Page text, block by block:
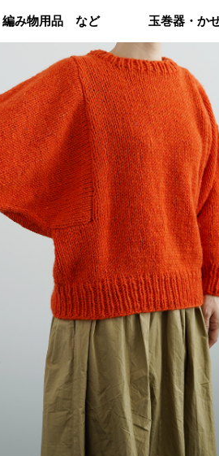
Puppy (パピー)
DARUMA（ダルマ）
RICHMORE（リッチ
ハマナカ
ダイヤモンド毛糸
NASKA（ナスカ）
LANG（ラング）
Katia（カティア）
オリムパス
Puppy (パピー)
DARUMA（ダルマ）
RICHMORE（リッチ
ハマナカ
ダイヤモンド毛糸
LANG(ラング)
雑貨
ット
ーフPuppy (パピー) 秋
RICHMORE（リッチ
DARUMA（ダルマ）
ハマナカ 秋冬
NASKA（内藤商
ダイヤモンド毛糸
ニッケビクター 秋
スキー（元廣）秋冬
オリムパス 秋冬
LANG（ラング）秋
Katia（カティア）
Opal（オパール）秋
REGIA（レギア）秋
PRO LANA（プロラ
Woolly Hugs（ウー
malabrigo（マラブ
ROWAN (ローワ
alize (アリゼ）秋冬
Knit Pro（ニットプ
Urthyarns（アース
LAINES du
ノール）秋冬
DMC Puppy(パピー)
RICHMORE(リッチ
DARUMA(ダルマ)
ハマナカ
NASKA（内藤商
ダイヤモンド毛糸
ニッケビクター
スキー（元廣)
オリムパス
メルヘンアート
アトリエksk
LANG(ラング)
Katia（カティア）
Opal(オパール)
REGIA（レギア）
PRO LANA（プロ
Woolly Hugs（ウ
malabrigo(マラブ
ROWAN(ローワン
alize(アリゼ）
Urthyarns（アース
LAINES du
ノード）
BEYOND THE
リーフ）
addi（アディ）
LYKKE（リッケ）
クロバー
チューリップ
Knit pro（ニットプ
LANTERNMOON
Prym（プリム）
日本ヴォーグ社
タカギ繊維
編み物用品 など
ジャー・製図用
玉巻器・か